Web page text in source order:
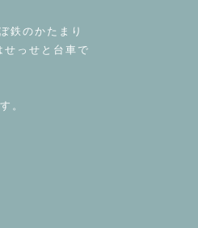
鉄のかたまり
せっせと台車で
。